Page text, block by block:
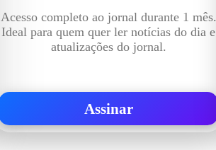
Acesso completo ao jornal durante 1 mês.
Ideal para quem quer ler notícias do dia e
atualizações do jornal.
Assinar